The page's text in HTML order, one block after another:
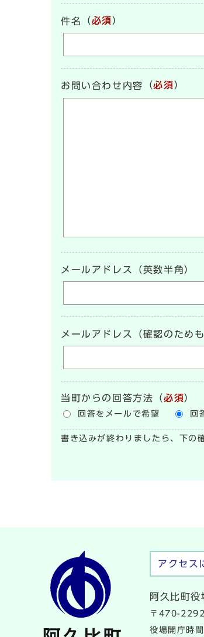
件名 （必須）
お問い合わせ内容 （必須）
メールアドレス（英数半角）
メールアドレス（確認のため
当町からの回答方法 （必須）
回答をメールで希望 回
書き込みが終わりましたら、下の
アクセス
阿久比町役
〒470-2292
役場開庁時